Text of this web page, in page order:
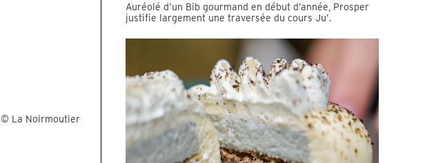
© La Noirmoutier
Auréolé d’un Bib gourmand en début d’année, Prosper
justifie largement une traversée du cours Ju’.